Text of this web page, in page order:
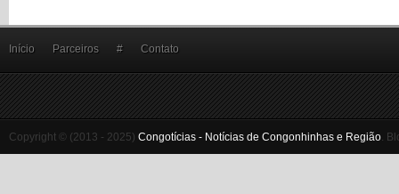
Início Parceiros # Contato
Copyright © (2013 - 2025) Congotícias - Notícias de Congonhinhas e Região.